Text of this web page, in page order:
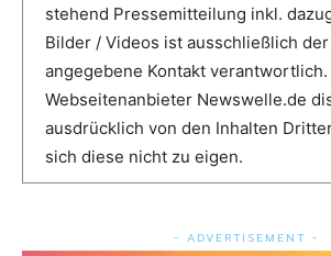
stehend Pressemitteilung inkl.
Bilder / Videos ist ausschließlich
angegebene Kontakt
Webseitenanbieter Newswelle.de
ausdrücklich von den Inhalten
sich diese nicht zu eigen.
- ADVERTISEMENT -